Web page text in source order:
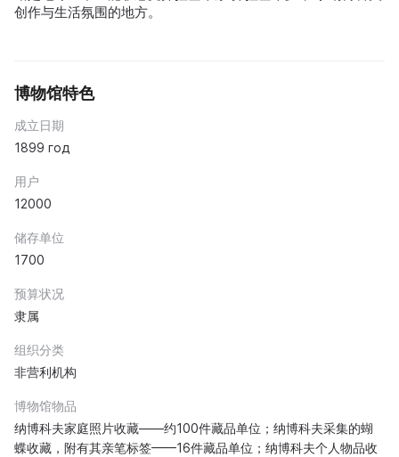
创作与生活氛围的地方。
博物馆特色
成立日期
1899 год
用户
12000
储存单位
1700
预算状况
隶属
组织分类
非营利机构
博物馆物品
纳博科夫家庭照片收藏——约100件藏品单位；纳博科夫采集的蝴
蝶收藏，附有其亲笔标签——16件藏品单位；纳博科夫个人物品收